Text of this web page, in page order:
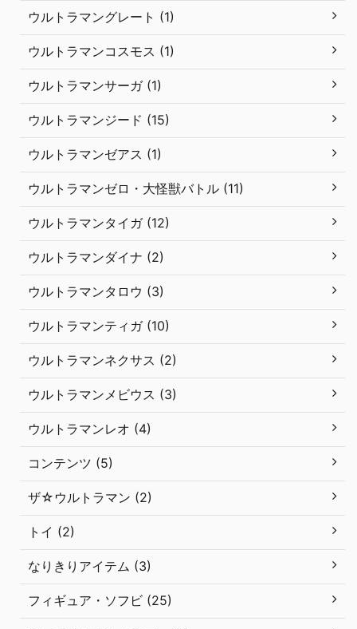
ウルトラマングレート (1)
ウルトラマンコスモス (1)
ウルトラマンサーガ (1)
ウルトラマンジード (15)
ウルトラマンゼアス (1)
ウルトラマンゼロ・大怪獣バトル (11)
ウルトラマンタイガ (12)
ウルトラマンダイナ (2)
ウルトラマンタロウ (3)
ウルトラマンティガ (10)
ウルトラマンネクサス (2)
ウルトラマンメビウス (3)
ウルトラマンレオ (4)
コンテンツ (5)
ザ☆ウルトラマン (2)
トイ (2)
なりきりアイテム (3)
フィギュア・ソフビ (25)